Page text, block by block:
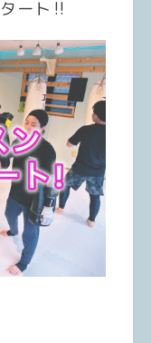
ート‼️